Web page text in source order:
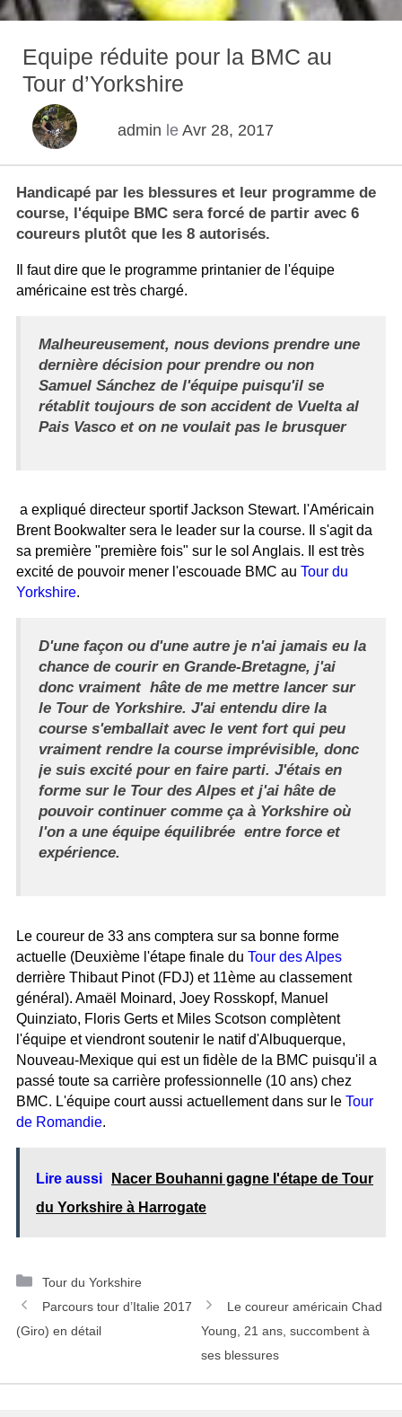
Equipe réduite pour la BMC au
Tour d’Yorkshire
admin le Avr 28, 2017
Handicapé par les blessures et leur programme de
course, l'équipe BMC sera forcé de partir avec 6
coureurs plutôt que les 8 autorisés.
Il faut dire que le programme printanier de l'équipe
américaine est très chargé.
Malheureusement, nous devions prendre une
dernière décision pour prendre ou non
Samuel Sánchez de l'équipe puisqu'il se
rétablit toujours de son accident de Vuelta al
Pais Vasco et on ne voulait pas le brusquer
a expliqué directeur sportif Jackson Stewart. l'Américain
Brent Bookwalter sera le leader sur la course. Il s'agit da
sa première "première fois" sur le sol Anglais. Il est très
excité de pouvoir mener l'escouade BMC au Tour du
Yorkshire.
D'une façon ou d'une autre je n'ai jamais eu la
chance de courir en Grande-Bretagne, j'ai
donc vraiment hâte de me mettre lancer sur
le Tour de Yorkshire. J'ai entendu dire la
course s'emballait avec le vent fort qui peu
vraiment rendre la course imprévisible, donc
je suis excité pour en faire parti. J'étais en
forme sur le Tour des Alpes et j'ai hâte de
pouvoir continuer comme ça à Yorkshire où
l'on a une équipe équilibrée entre force et
expérience.
Le coureur de 33 ans comptera sur sa bonne forme
actuelle (Deuxième l'étape finale du Tour des Alpes
derrière Thibaut Pinot (FDJ) et 11ème au classement
général). Amaël Moinard, Joey Rosskopf, Manuel
Quinziato, Floris Gerts et Miles Scotson complètent
l'équipe et viendront soutenir le natif d'Albuquerque,
Nouveau-Mexique qui est un fidèle de la BMC puisqu'il a
passé toute sa carrière professionnelle (10 ans) chez
BMC. L'équipe court aussi actuellement dans sur le Tour
de Romandie.
Lire aussi
Nacer Bouhanni gagne l'étape de Tour
du Yorkshire à Harrogate
C
a
t
Tour du Yorkshire
N
a
Parcours tour d’Italie 2017
(Giro) en détail
Le coureur américain Chad
Young, 21 ans, succombent à
ses blessures